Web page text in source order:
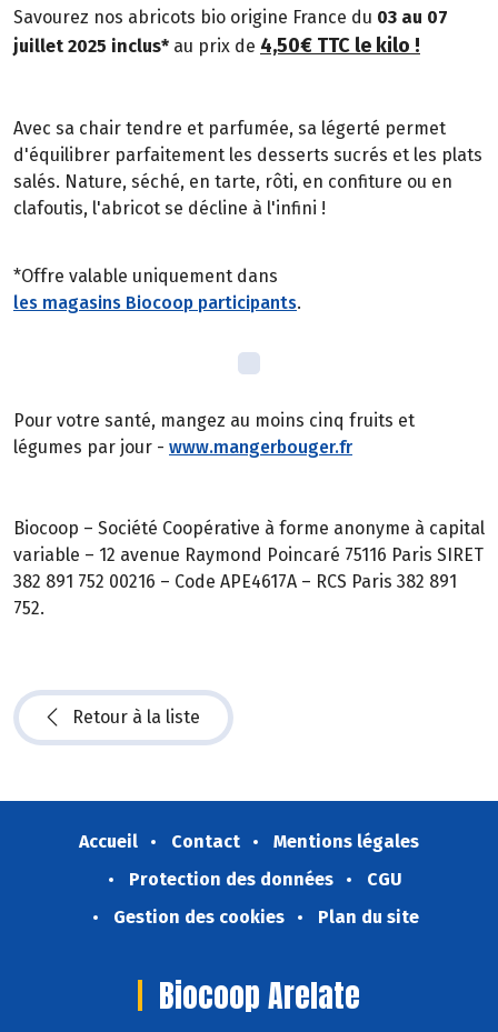
Savourez nos abricots bio origine France du 03 au 07
juillet 2025 inclus* au prix de 4,50€ TTC le kilo !
Avec sa chair tendre et parfumée, sa légerté permet
d'équilibrer parfaitement les desserts sucrés et les plats
salés. Nature, séché, en tarte, rôti, en confiture ou en
clafoutis, l'abricot se décline à l'infini !
*Offre valable uniquement dans
les magasins Biocoop participants.
Pour votre santé, mangez au moins cinq fruits et
légumes par jour - www.mangerbouger.fr
Biocoop – Société Coopérative à forme anonyme à capital
variable – 12 avenue Raymond Poincaré 75116 Paris SIRET
382 891 752 00216 – Code APE4617A – RCS Paris 382 891
752.
Retour à la liste
Accueil Contact
Mentions légales
Protection des données
CGU
Gestion des cookies
Plan du site
Biocoop Arelate